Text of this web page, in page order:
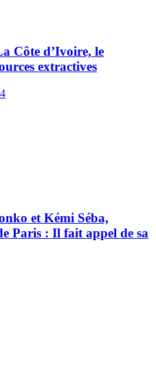
Côte d’Ivoire, le
extractives
et Kémi Séba,
Paris : Il fait appel de sa